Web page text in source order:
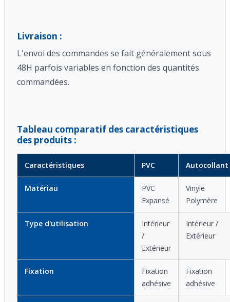
Livraison :
L'envoi des commandes se fait généralement sous
48H parfois variables en fonction des quantités
commandées.
Tableau comparatif des caractéristiques
des produits :
Caractéristiques PVC Autocollant
Matériau
PVC
Expansé
Vinyle
Polymère
Type d'utilisation
Intérieur
/
Extérieur
Intérieur /
Extérieur
Fixation
Fixation
adhésive
Fixation
adhésive